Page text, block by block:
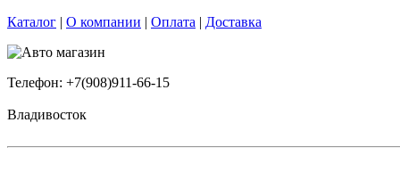
Каталог | О компании | Оплата | Доставка
Телефон: +7(908)911-66-15
Владивосток